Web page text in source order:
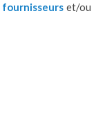
fournisseurs et/ou